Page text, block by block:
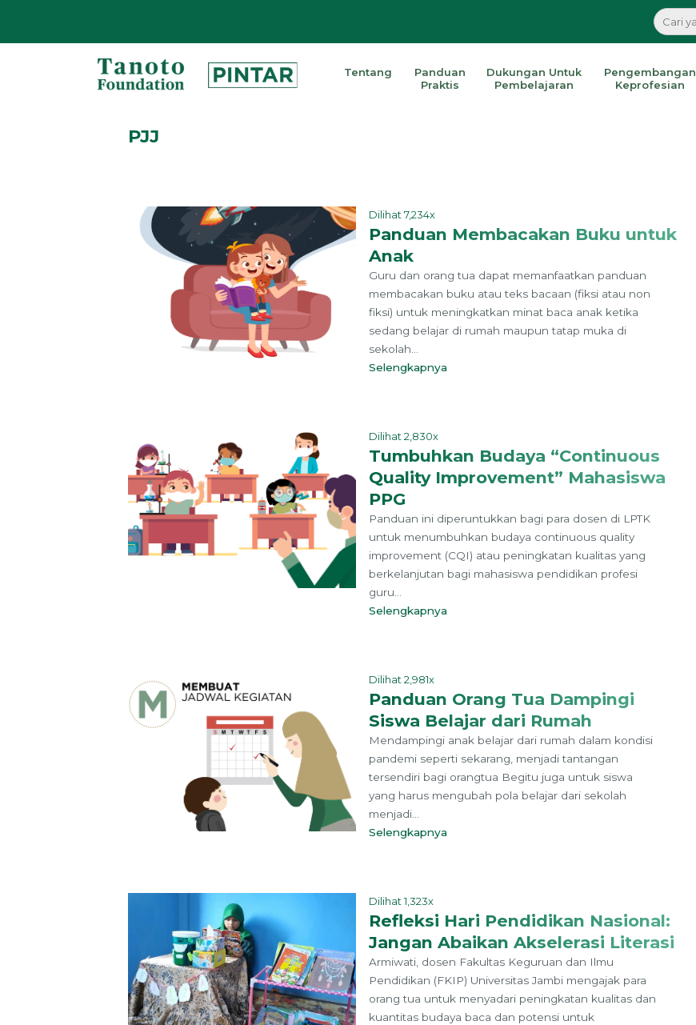
Tentang
Panduan
Praktis
Dukungan Untuk
Pembelajaran
Pengembangan
Keprofesian
PJJ
Dilihat 7,234x
Panduan Membacakan Buku untuk
Anak
Guru dan orang tua dapat memanfaatkan panduan
membacakan buku atau teks bacaan (fiksi atau non
fiksi) untuk meningkatkan minat baca anak ketika
sedang belajar di rumah maupun tatap muka di
sekolah...
Selengkapnya
Dilihat 2,830x
Tumbuhkan Budaya “Continuous
Quality Improvement” Mahasiswa
PPG
Panduan ini diperuntukkan bagi para dosen di LPTK
untuk menumbuhkan budaya continuous quality
improvement (CQI) atau peningkatan kualitas yang
berkelanjutan bagi mahasiswa pendidikan profesi
guru...
Selengkapnya
Dilihat 2,981x
Panduan Orang Tua Dampingi
Siswa Belajar dari Rumah
Mendampingi anak belajar dari rumah dalam kondisi
pandemi seperti sekarang, menjadi tantangan
tersendiri bagi orangtua Begitu juga untuk siswa
yang harus mengubah pola belajar dari sekolah
menjadi...
Selengkapnya
Dilihat 1,323x
Refleksi Hari Pendidikan Nasional:
Jangan Abaikan Akselerasi Literasi
Armiwati, dosen Fakultas Keguruan dan Ilmu
Pendidikan (FKIP) Universitas Jambi mengajak para
orang tua untuk menyadari peningkatan kualitas dan
kuantitas budaya baca dan potensi untuk